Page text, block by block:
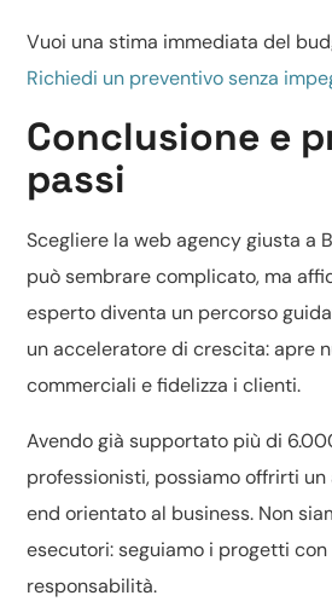
Vuoi una stima immediata del
Richiedi un preventivo senza
Conclusione e
passi
Scegliere la web agency giusta a
può sembrare complicato, ma
esperto diventa un percorso
un acceleratore di crescita: apre
commerciali e fidelizza i clienti.
Avendo già supportato più di
professionisti, possiamo offrirti
end orientato al business. Non
esecutori: seguiamo i progetti
responsabilità.